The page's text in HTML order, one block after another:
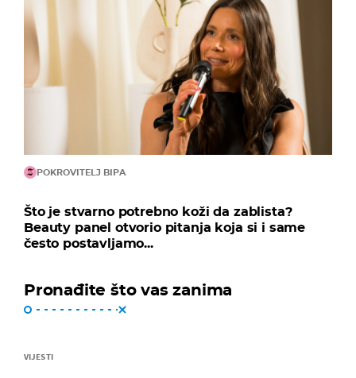
POKROVITELJ BIPA
Što je stvarno potrebno koži da zablista?
Beauty panel otvorio pitanja koja si i same
često postavljamo...
Pronađite što vas zanima
VIJESTI